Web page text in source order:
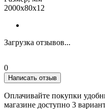
2000x80x12
Загрузка отзывов...
0
Написать отзыв
Оплачивайте покупки
магазине доступно 3